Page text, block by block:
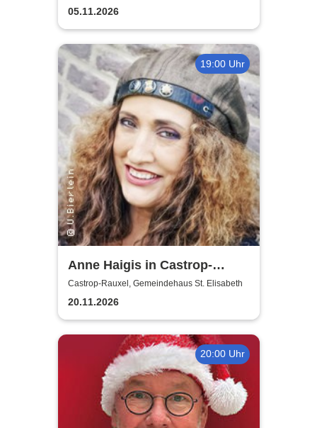
GmbH
05.11.2026
19:00 Uhr
Anne Haigis in Castrop-
Rauxel - Vorprogramm: Lisa
Holtkamp
Castrop-Rauxel, Gemeindehaus St. Elisabeth
20.11.2026
20:00 Uhr